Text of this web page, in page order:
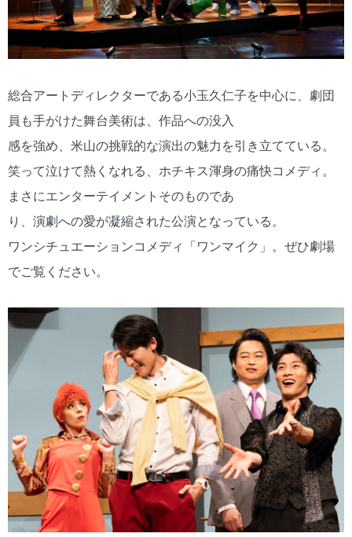
総合アートディレクターである小玉久仁子を中心に、劇団
員も手がけた舞台美術は、作品への没入
感を強め、米山の挑戦的な演出の魅力を引き立てている。
笑って泣けて熱くなれる、ホチキス渾身の痛快コメディ。
まさにエンターテイメントそのものであ
り、演劇への愛が凝縮された公演となっている。
ワンシチュエーションコメディ「ワンマイク」。ぜひ劇場
でご覧ください。